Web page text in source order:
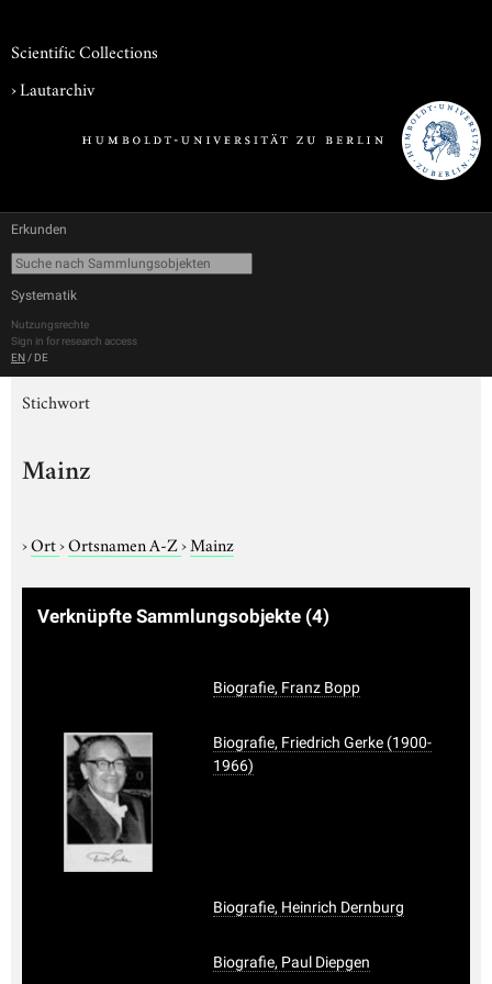
Scientific Collections
›Lautarchiv
Erkunden
Systematik
Nutzungsrechte
Sign in for research access
EN / DE
Stichwort
Mainz
›Ort›Ortsnamen A-Z›Mainz
Verknüpfte Sammlungsobjekte (4)
Biografie, Franz Bopp
Biografie, Friedrich Gerke (1900-
1966)
Biografie, Heinrich Dernburg
Biografie, Paul Diepgen